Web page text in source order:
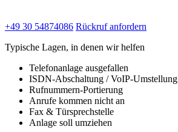
+49 30 54874086 Rückruf anfordern
Typische Lagen, in denen wir helfen
Telefonanlage ausgefallen
ISDN-Abschaltung / VoIP-Umstellung
Rufnummern-Portierung
Anrufe kommen nicht an
Fax & Türsprechstelle
Anlage soll umziehen